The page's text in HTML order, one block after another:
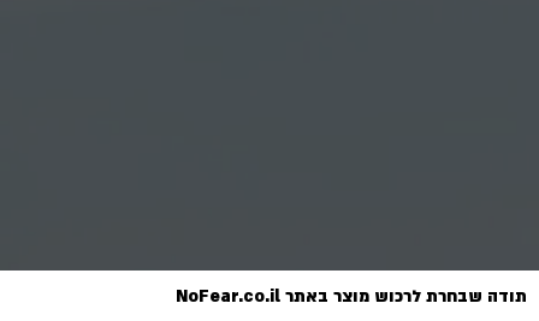
תודה שבחרת לרכוש מוצר באתר NoFear.co.il